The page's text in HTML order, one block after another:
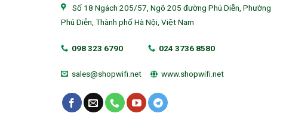
Số 18 Ngách 205/57, Ngõ 205 đường Phú Diễn, Phường
Phú Diễn, Thành phố Hà Nội, Việt Nam
098 323 6790 024 3736 8580
sales@shopwifi.net www.shopwifi.net